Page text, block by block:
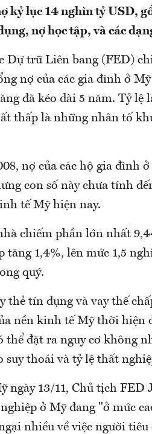
kỷ lục 14 nghìn tỷ USD,
nợ học tập, và các
Dự trữ Liên bang (FED)
nợ của các gia đình ở
đã kéo dài 5 năm. Tỷ lệ
thấp là những nhân tố
nợ của các hộ gia đình
con số này chưa tính
tế Mỹ hiện nay.
chiếm phần lớn nhất
tăng 1,4%, lên mức 1,5
quý.
thẻ tín dụng và vay thế
nền kinh tế Mỹ thời hiện
thể đặt ra nguy cơ không
thoái và tỷ lệ thất
ngày 13/11, Chủ tịch FED
ở Mỹ đang "ở mức
nhiều về việc người tiêu